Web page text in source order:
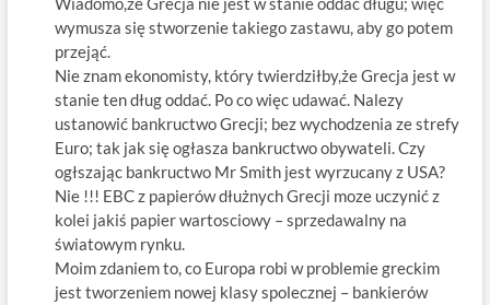
wymusza się stworzenie takiego zastawu, aby go potem
przejąć.
Nie znam ekonomisty, który twierdziłby,że Grecja jest w
stanie ten dług oddać. Po co więc udawać. Nalezy
ustanowić bankructwo Grecji; bez wychodzenia ze strefy
Euro; tak jak się ogłasza bankructwo obywateli. Czy
ogłszając bankructwo Mr Smith jest wyrzucany z USA?
Nie !!! EBC z papierów dłużnych Grecji moze uczynić z
kolei jakiś papier wartosciowy – sprzedawalny na
światowym rynku.
Moim zdaniem to, co Europa robi w problemie greckim
jest tworzeniem nowej klasy spolecznej – bankierów